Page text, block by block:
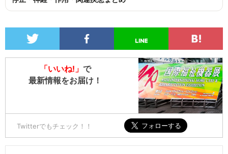
「いいね!」 で
最新情報をお届け！
Twitterでもチェック！！